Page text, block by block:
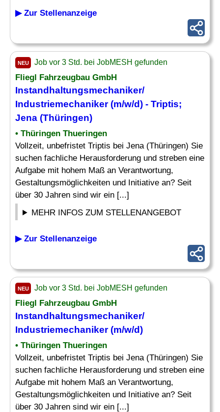
▶ Zur Stellenanzeige
NEU Job vor 3 Std. bei JobMESH gefunden
Fliegl Fahrzeugbau GmbH
Instandhaltungsmechaniker/
Industriemechaniker (m/w/d) - Triptis;
Jena (Thüringen)
• Thüringen Thueringen
Vollzeit, unbefristet Triptis bei Jena (Thüringen) Sie
suchen fachliche Herausforderung und streben eine
Aufgabe mit hohem Maß an Verantwortung,
Gestaltungsmöglichkeiten und Initiative an? Seit
über 30 Jahren sind wir ein [...]
MEHR INFOS ZUM STELLENANGEBOT
▶ Zur Stellenanzeige
NEU Job vor 3 Std. bei JobMESH gefunden
Fliegl Fahrzeugbau GmbH
Instandhaltungsmechaniker/
Industriemechaniker (m/w/d)
• Thüringen Thueringen
Vollzeit, unbefristet Triptis bei Jena (Thüringen) Sie
suchen fachliche Herausforderung und streben eine
Aufgabe mit hohem Maß an Verantwortung,
Gestaltungsmöglichkeiten und Initiative an? Seit
über 30 Jahren sind wir ein [...]